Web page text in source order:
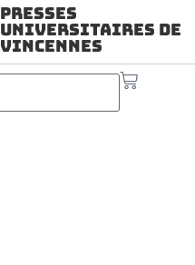
Presses
Universitaires de
Vincennes